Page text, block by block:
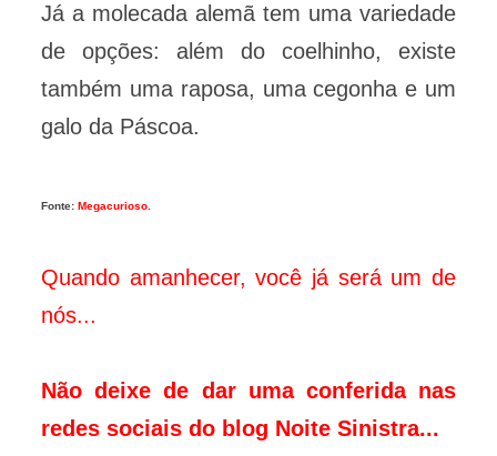
Já a molecada alemã tem uma variedade
de opções: além do coelhinho, existe
também uma raposa, uma cegonha e um
galo da Páscoa.
Fonte: Megacurioso.
Quando amanhecer, você já será um de
nós...
Não deixe de dar uma conferida nas
redes sociais do blog Noite Sinistra...